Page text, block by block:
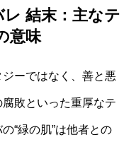
結末：主なテ
意味
ジーではなく、善と悪
敗といった重厚なテ
“緑の肌”は他者との